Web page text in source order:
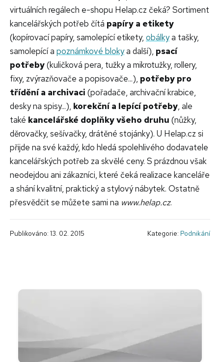
virtuálních regálech e-shopu Helap.cz čeká? Sortiment
kancelářských potřeb čítá papíry a etikety
(kopírovací papíry, samolepící etikety, obálkya tašky,
samolepící a poznámkové blokya další), psací
potřeby(kuličková pera, tužky a mikrotužky, rollery,
fixy, zvýrazňovače a popisovače...), potřeby pro
třídění a archivaci (pořadače, archivační krabice,
desky na spisy...), korekční a lepící potřeby, ale
také kancelářské doplňky všeho druhu (nůžky,
děrovačky, sešívačky, drátěné stojánky). U Helap.cz si
přijde na své každý, kdo hledá spolehlivého dodavatele
kancelářských potřeb za skvělé ceny. S prázdnou však
neodejdou ani zákazníci, které čeká realizace kanceláře
a shání kvalitní, praktický a stylový nábytek. Ostatně
přesvědčit se můžete sami na www.helap.cz.
Publikováno: 13. 02. 2015 Kategorie: Podnikání